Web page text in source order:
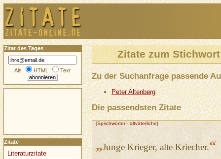
Zitate zum
Zu der Suchanfrage passende
Peter Altenberg
Die passendsten Zitate
[Sprichwörter- altväterliche]
„Junge Krieger, alte Kriecher.“
Zitat des Tages
Als HTML Text
Zitate
Literaturzitate